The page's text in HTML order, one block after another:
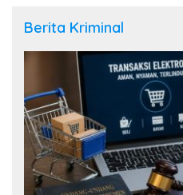
Berita Kriminal